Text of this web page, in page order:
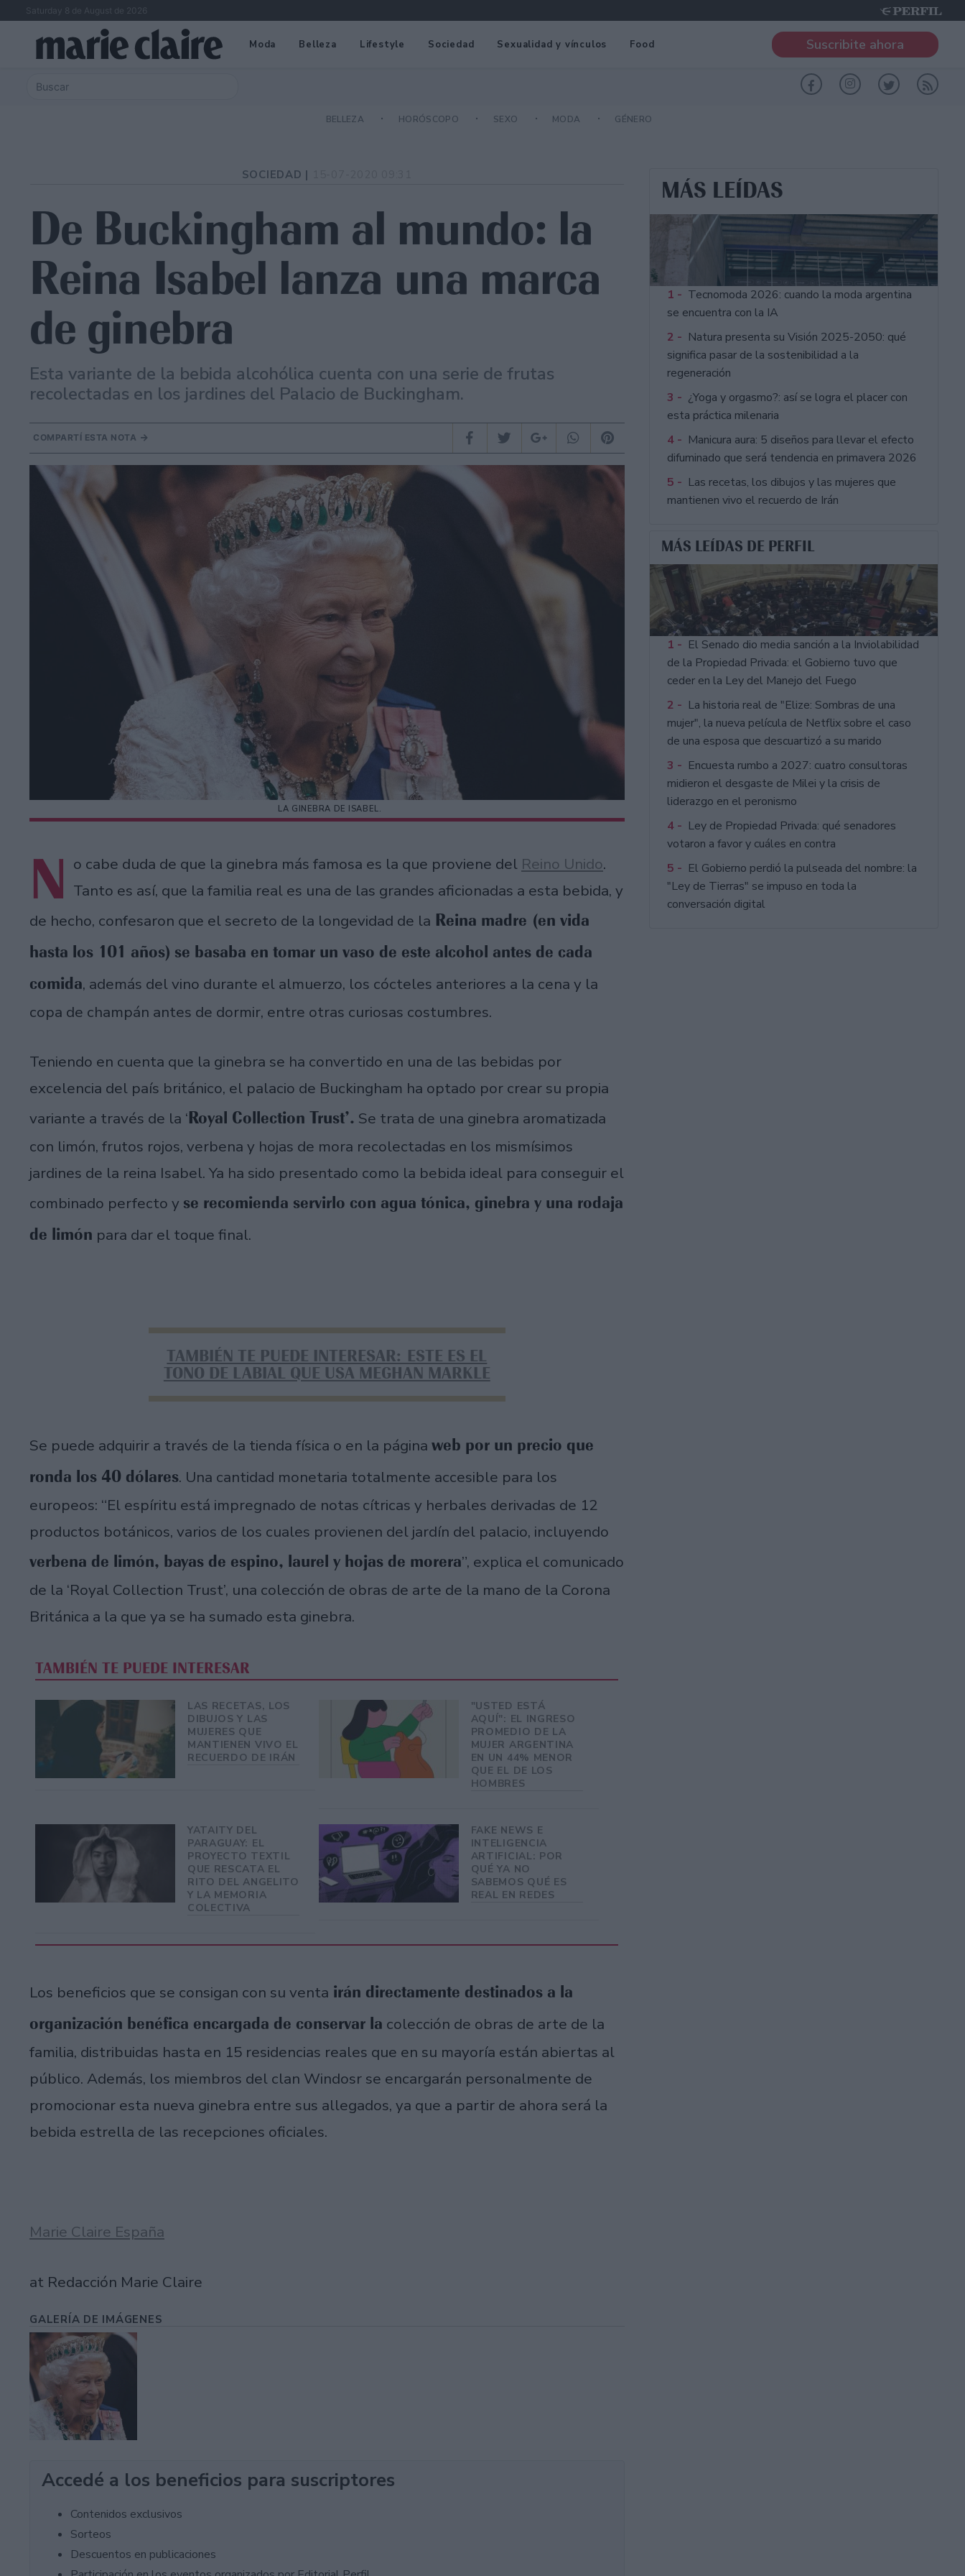
Saturday 8 de August de 2026
Moda Belleza Lifestyle Sociedad Sexualidad y vínculos Food Suscribite ahora
BELLEZA HORÓSCOPO SEXO MODA GÉNERO
SOCIEDAD |
De Buckingham al mundo: la
Reina Isabel lanza una marca
de ginebra
Esta variante de la bebida alcohólica cuenta con una serie de frutas
recolectadas en los jardines del Palacio de Buckingham.
COMPARTÍ ESTA NOTA
LA GINEBRA DE ISABEL.
N o cabe duda de que la ginebra más famosa es la que proviene del Reino Unido.
Tanto es así, que la familia real es una de las grandes aficionadas a esta bebida, y
de hecho, confesaron que el secreto de la longevidad de la Reina madre (en vida
hasta los 101 años) se basaba en tomar un vaso de este alcohol antes de cada
comida, además del vino durante el almuerzo, los cócteles anteriores a la cena y la
copa de champán antes de dormir, entre otras curiosas costumbres.
Teniendo en cuenta que la ginebra se ha convertido en una de las bebidas por
excelencia del país británico, el palacio de Buckingham ha optado por crear su propia
variante a través de la ‘Royal Collection Trust’. Se trata de una ginebra aromatizada
con limón, frutos rojos, verbena y hojas de mora recolectadas en los mismísimos
jardines de la reina Isabel. Ya ha sido presentado como la bebida ideal para conseguir el
combinado perfecto y se recomienda servirlo con agua tónica, ginebra y una rodaja
de limón para dar el toque final.
TAMBIÉN TE PUEDE INTERESAR: ESTE ES EL
TONO DE LABIAL QUE USA MEGHAN MARKLE
Se puede adquirir a través de la tienda física o en la página web por un precio que
ronda los 40 dólares. Una cantidad monetaria totalmente accesible para los
europeos: “El espíritu está impregnado de notas cítricas y herbales derivadas de 12
productos botánicos, varios de los cuales provienen del jardín del palacio, incluyendo
verbena de limón, bayas de espino, laurel y hojas de morera”, explica el comunicado
de la ‘Royal Collection Trust’, una colección de obras de arte de la mano de la Corona
Británica a la que ya se ha sumado esta ginebra.
TAMBIÉN TE PUEDE INTERESAR
LAS RECETAS, LOS
DIBUJOS Y LAS
MUJERES QUE
MANTIENEN VIVO EL
RECUERDO DE IRÁN
"USTED ESTÁ
AQUÍ": EL INGRESO
PROMEDIO DE LA
MUJER ARGENTINA
EN UN 44% MENOR
QUE EL DE LOS
HOMBRES
YATAITY DEL
PARAGUAY: EL
PROYECTO TEXTIL
QUE RESCATA EL
RITO DEL ANGELITO
Y LA MEMORIA
COLECTIVA
FAKE NEWS E
INTELIGENCIA
ARTIFICIAL: POR
QUÉ YA NO
SABEMOS QUÉ ES
REAL EN REDES
Los beneficios que se consigan con su venta irán directamente destinados a la
organización benéfica encargada de conservar la colección de obras de arte de la
familia, distribuidas hasta en 15 residencias reales que en su mayoría están abiertas al
público. Además, los miembros del clan Windosr se encargarán personalmente de
promocionar esta nueva ginebra entre sus allegados, ya que a partir de ahora será la
bebida estrella de las recepciones oficiales.
Marie Claire España
at Redacción Marie Claire
GALERÍA DE IMÁGENES
Accedé a los beneficios para suscriptores
Contenidos exclusivos
Sorteos
Descuentos en publicaciones
MÁS LEÍDAS
1 - Tecnomoda 2026: cuando la moda argentina
se encuentra con la IA
2 - Natura presenta su Visión 2025-2050: qué
significa pasar de la sostenibilidad a la
regeneración
3 - ¿Yoga y orgasmo?: así se logra el placer con
esta práctica milenaria
4 - Manicura aura: 5 diseños para llevar el efecto
difuminado que será tendencia en primavera 2026
5 - Las recetas, los dibujos y las mujeres que
mantienen vivo el recuerdo de Irán
MÁS LEÍDAS DE PERFIL
1 - El Senado dio media sanción a la Inviolabilidad
de la Propiedad Privada: el Gobierno tuvo que
ceder en la Ley del Manejo del Fuego
2 - La historia real de "Elize: Sombras de una
mujer", la nueva película de Netflix sobre el caso
de una esposa que descuartizó a su marido
3 - Encuesta rumbo a 2027: cuatro consultoras
midieron el desgaste de Milei y la crisis de
liderazgo en el peronismo
4 - Ley de Propiedad Privada: qué senadores
votaron a favor y cuáles en contra
5 - El Gobierno perdió la pulseada del nombre: la
"Ley de Tierras" se impuso en toda la
conversación digital